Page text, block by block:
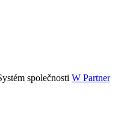
společnosti W Partner